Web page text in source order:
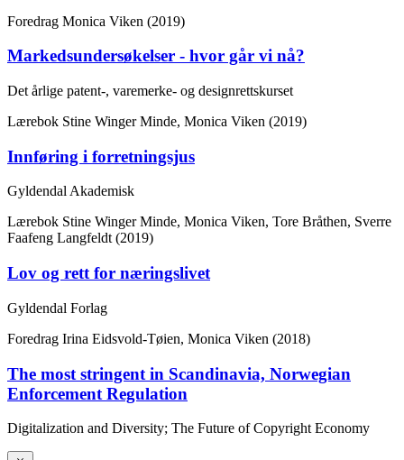
Foredrag Monica Viken (2019)
Markedsundersøkelser - hvor går vi nå?
Det årlige patent-, varemerke- og designrettskurset
Lærebok Stine Winger Minde, Monica Viken (2019)
Innføring i forretningsjus
Gyldendal Akademisk
Lærebok Stine Winger Minde, Monica Viken, Tore Bråthen, Sverre
Faafeng Langfeldt (2019)
Lov og rett for næringslivet
Gyldendal Forlag
Foredrag Irina Eidsvold-Tøien, Monica Viken (2018)
The most stringent in Scandinavia, Norwegian
Enforcement Regulation
Digitalization and Diversity; The Future of Copyright Economy